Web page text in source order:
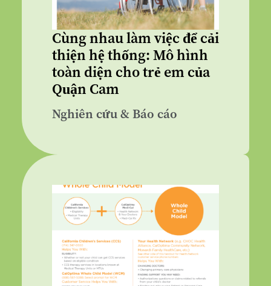
Cùng nhau làm việc để cải
thiện hệ thống: Mô hình
toàn diện cho trẻ em của
Quận Cam
Nghiên cứu & Báo cáo